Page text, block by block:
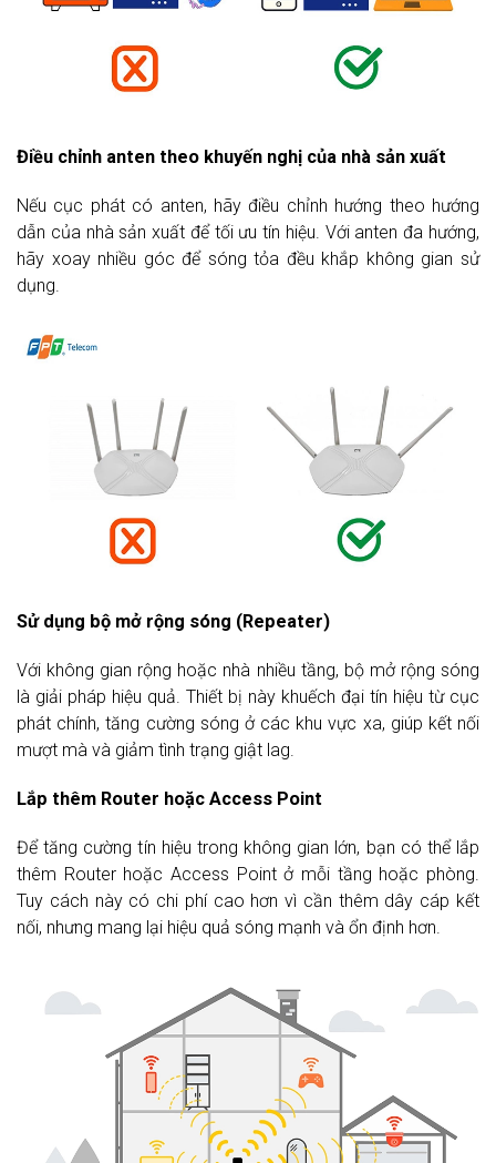
Điều chỉnh anten theo khuyến nghị của nhà sản xuất
Nếu cục phát có anten, hãy điều chỉnh hướng theo hướng
dẫn của nhà sản xuất để tối ưu tín hiệu. Với anten đa hướng,
hãy xoay nhiều góc để sóng tỏa đều khắp không gian sử
dụng.
Sử dụng bộ mở rộng sóng (Repeater)
Với không gian rộng hoặc nhà nhiều tầng, bộ mở rộng sóng
là giải pháp hiệu quả. Thiết bị này khuếch đại tín hiệu từ cục
phát chính, tăng cường sóng ở các khu vực xa, giúp kết nối
mượt mà và giảm tình trạng giật lag.
Lắp thêm Router hoặc Access Point
Để tăng cường tín hiệu trong không gian lớn, bạn có thể lắp
thêm Router hoặc Access Point ở mỗi tầng hoặc phòng.
Tuy cách này có chi phí cao hơn vì cần thêm dây cáp kết
nối, nhưng mang lại hiệu quả sóng mạnh và ổn định hơn.